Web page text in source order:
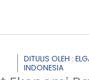
DITULIS OLEH :
INDONESIA